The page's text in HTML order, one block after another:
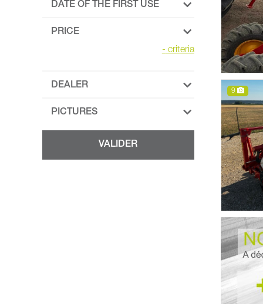
DATE OF THE FIRST USE
PRICE
- criteria
DEALER
PICTURES
9